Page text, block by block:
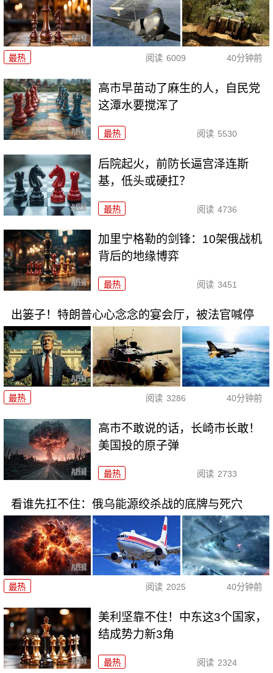
最热 阅读 6009 40分钟前
高市早苗动了麻生的人，自民党
这潭水要搅浑了
最热 阅读 5530
后院起火，前防长逼宫泽连斯
基，低头或硬扛？
最热 阅读 4736
加里宁格勒的剑锋：10架俄战机
背后的地缘博弈
最热 阅读 3451
出篓子！特朗普心心念念的宴会厅，被法官喊停
最热 阅读 3286 40分钟前
高市不敢说的话，长崎市长敢！
美国投的原子弹
最热 阅读 2733
看谁先扛不住：俄乌能源绞杀战的底牌与死穴
最热 阅读 2025 40分钟前
美利坚靠不住！中东这3个国家，
结成势力新3角
最热 阅读 2324